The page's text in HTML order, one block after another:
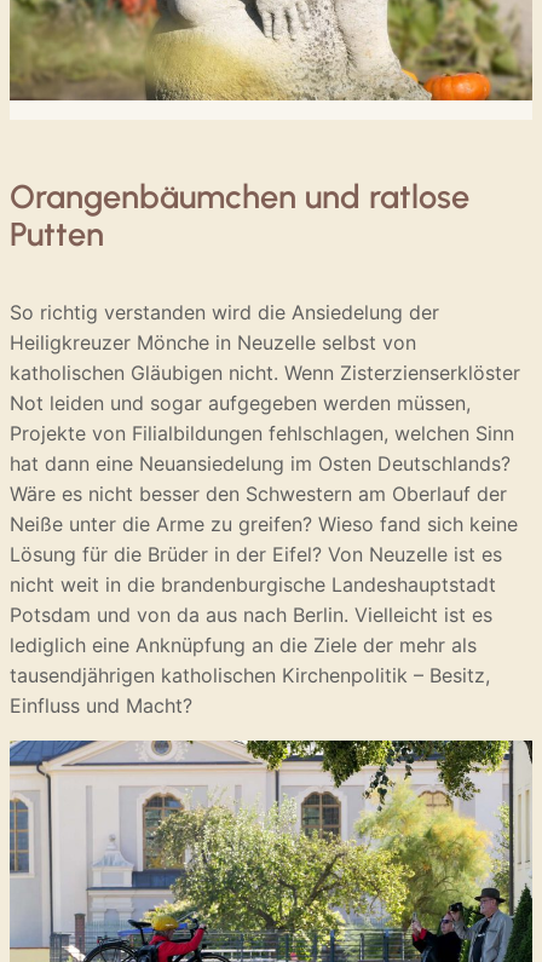
Orangenbäumchen und ratlose
Putten
So richtig verstanden wird die Ansiedelung der
Heiligkreuzer Mönche in Neuzelle selbst von
katholischen Gläubigen nicht. Wenn Zisterzienserklöster
Not leiden und sogar aufgegeben werden müssen,
Projekte von Filialbildungen fehlschlagen, welchen Sinn
hat dann eine Neuansiedelung im Osten Deutschlands?
Wäre es nicht besser den Schwestern am Oberlauf der
Neiße unter die Arme zu greifen? Wieso fand sich keine
Lösung für die Brüder in der Eifel? Von Neuzelle ist es
nicht weit in die brandenburgische Landeshauptstadt
Potsdam und von da aus nach Berlin. Vielleicht ist es
lediglich eine Anknüpfung an die Ziele der mehr als
tausendjährigen katholischen Kirchenpolitik – Besitz,
Einfluss und Macht?